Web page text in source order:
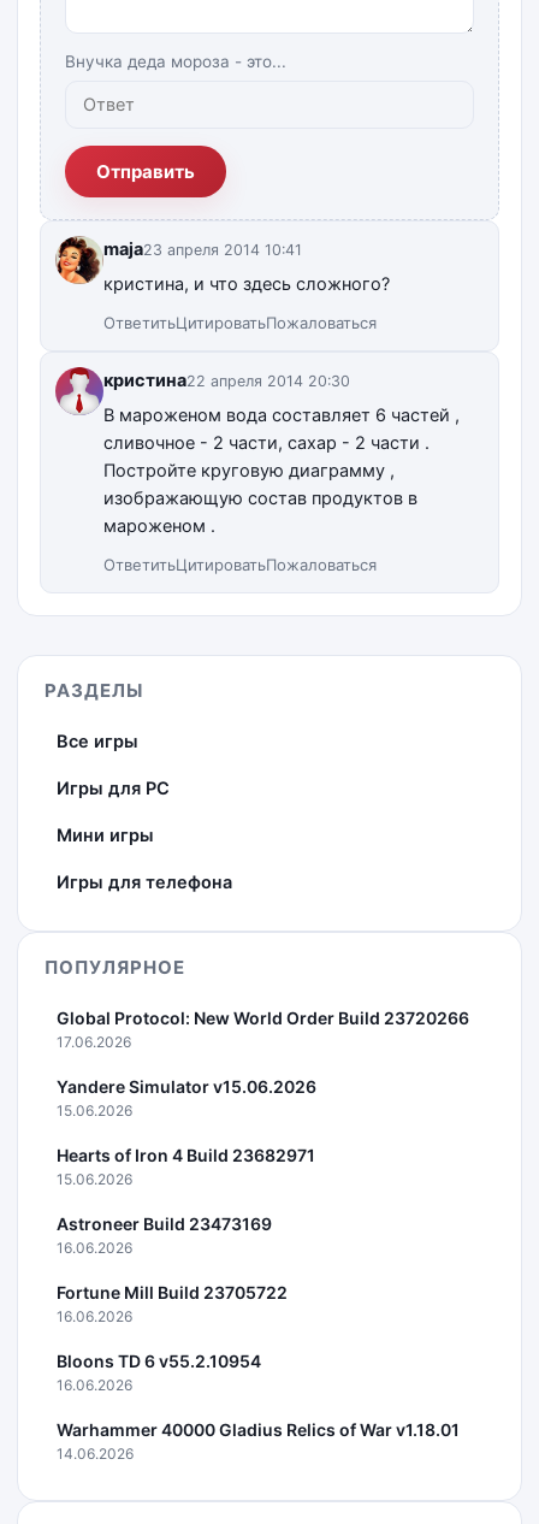
Внучка деда мороза - это...
Отправить
maja23 апреля 2014 10:41
кристина, и что здесь сложного?
ОтветитьЦитироватьПожаловаться
кристина22 апреля 2014 20:30
В мароженом вода составляет 6 частей ,
сливочное - 2 части, сахар - 2 части .
Постройте круговую диаграмму ,
изображающую состав продуктов в
мароженом .
ОтветитьЦитироватьПожаловаться
РАЗДЕЛЫ
Все игры
Игры для PC
Мини игры
Игры для телефона
ПОПУЛЯРНОЕ
Global Protocol: New World Order Build 23720266
17.06.2026
Yandere Simulator v15.06.2026
15.06.2026
Hearts of Iron 4 Build 23682971
15.06.2026
Astroneer Build 23473169
16.06.2026
Fortune Mill Build 23705722
16.06.2026
Bloons TD 6 v55.2.10954
16.06.2026
Warhammer 40000 Gladius Relics of War v1.18.01
14.06.2026